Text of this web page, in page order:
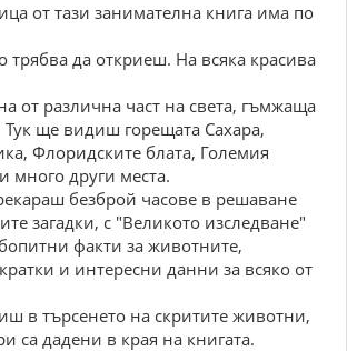
от тази занимателна книга има по
трябва да откриеш. На всяка красива
от различна част на света, гъмжаща
ще видиш горещата Сахара,
Флоридските блата, Големия
много други места.
безброй часове в решаване
загадки, с "Великото изследване"
факти за животните,
и интересни данни за всяко от
в търсенето на скритите животни,
са дадени в края на книгата.